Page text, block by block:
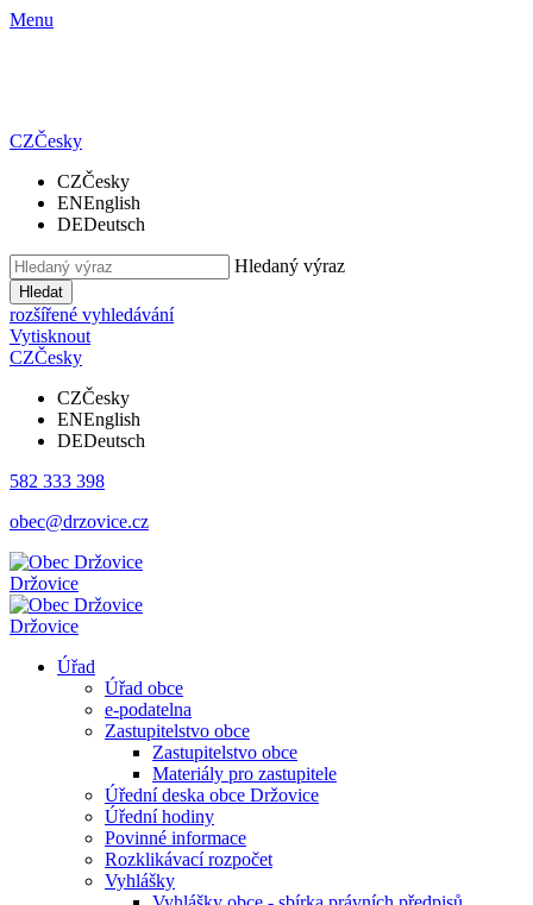
Menu
CZČesky
CZČesky
ENEnglish
DEDeutsch
Hledaný výraz
Hledat
rozšířené vyhledávání
Vytisknout
CZČesky
CZČesky
ENEnglish
DEDeutsch
582 333 398
obec@drzovice.cz
Držovice
Držovice
Úřad
Úřad obce
e-podatelna
Zastupitelstvo obce
Zastupitelstvo obce
Materiály pro zastupitele
Úřední deska obce Držovice
Úřední hodiny
Povinné informace
Rozklikávací rozpočet
Vyhlášky